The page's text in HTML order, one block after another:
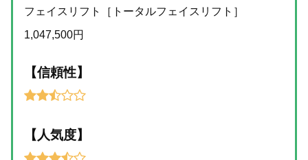
フェイスリフト［トータルフェイスリフト］
1,047,500円
【信頼性】
【人気度】